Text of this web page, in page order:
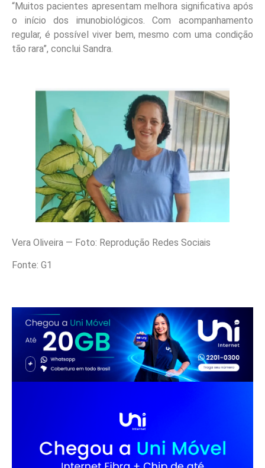
“Muitos pacientes apresentam melhora significativa após
o início dos imunobiológicos. Com acompanhamento
regular, é possível viver bem, mesmo com uma condição
tão rara”, conclui Sandra.
Vera Oliveira — Foto: Reprodução Redes Sociais
Fonte: G1